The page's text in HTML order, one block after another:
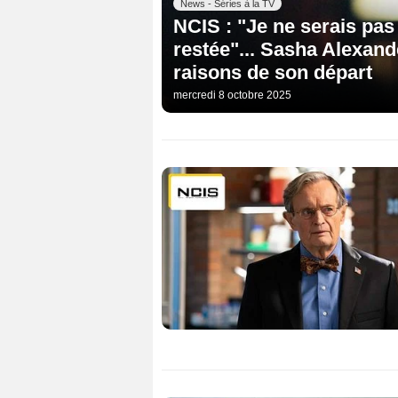
News - Séries à la TV
NCIS : "Je ne serais
restée"... Sasha
raisons de son départ
mercredi 8 octobre 2025